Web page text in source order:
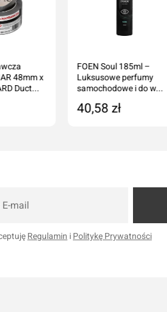
48mm x
Duct...
FOEN Soul 185ml –
Luksusowe perfumy
samochodowe i do w...
40,58 zł
Regulamin i Politykę Prywatności